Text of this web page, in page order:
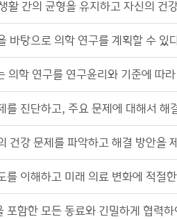
간의 균형을 유지하고 자신의 건
바탕으로 의학 연구를 계획할 수 있
학 연구를 연구윤리와 기준에 따
진단하고, 주요 문제에 대해서 해
건강 문제를 파악하고 해결 방안을
이해하고 미래 의료 변화에 적절
함한 모든 동료와 긴밀하게 협력